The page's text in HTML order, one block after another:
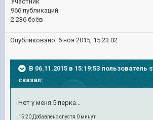
966 публикаций
2 236 боёв
Опубликовано: 6 ноя 2015, 15:23:02
В 06.11.2015 в 15:19:53 пользователь
сказал:
Нет у меня 5 перка...
15:20 Добавлено спустя 0 минут